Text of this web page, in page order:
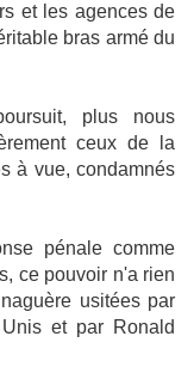
et les agences de
bras armé du
plus nous
ceux de la
à vue, condamnés
pénale comme
ce pouvoir n'a rien
usitées par
et par Ronald